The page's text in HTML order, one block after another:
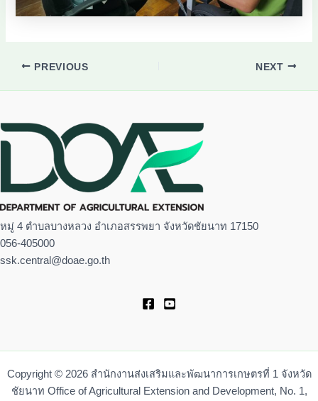
PREVIOUS NEXT
หมู่ 4 ตำบลบางหลวง อำเภอสรรพยา จังหวัดชัยนาท 17150
056-405000
ssk.central@doae.go.th
Copyright © 2026 สำนักงานส่งเสริมและพัฒนาการเกษตรที่ 1 จังหวัด
ชัยนาท Office of Agricultural Extension and Development, No. 1,